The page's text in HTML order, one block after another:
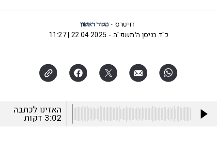
רויטרס
כ"ד בניסן ה׳תשפ"ה
22.04.2025 | 11:27
האזינו לכתבה
3:02 דקות